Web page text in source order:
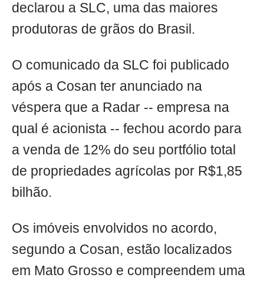
declarou a SLC, uma das maiores
produtoras de grãos do Brasil.
O comunicado da SLC foi publicado
após a Cosan ter anunciado na
véspera que a Radar -- empresa na
qual é acionista -- fechou acordo para
a venda de 12% do seu portfólio total
de propriedades agrícolas por R$1,85
bilhão.
Os imóveis envolvidos no acordo,
segundo a Cosan, estão localizados
em Mato Grosso e compreendem uma